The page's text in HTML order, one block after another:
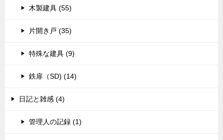
木製建具 (55)
片開き戸 (35)
特殊な建具 (9)
鉄扉（SD) (14)
日記と雑感 (4)
管理人の記録 (1)